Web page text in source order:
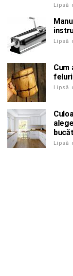
Lipsă
Lipsă
Cum
Lipsă
Lipsă